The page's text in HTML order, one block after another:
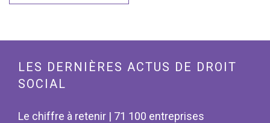
LES DERNIÈRES ACTUS DE DROIT
SOCIAL
Le chiffre à retenir | 71 100 entreprises